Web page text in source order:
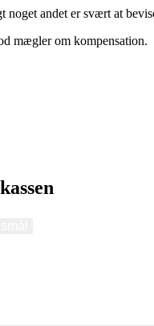
noget andet er svært at
mægler om kompensation.